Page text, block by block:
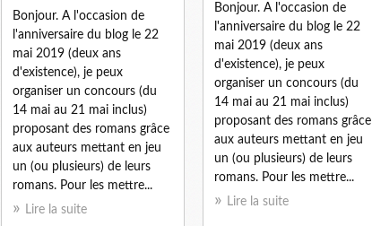
Bonjour. A l'occasion de
l'anniversaire du blog le 22
mai 2019 (deux ans
d'existence), je peux
organiser un concours (du
14 mai au 21 mai inclus)
proposant des romans grâce
aux auteurs mettant en jeu
un (ou plusieurs) de leurs
romans. Pour les mettre...
Lire la suite
Bonjour. A l'occasion de
l'anniversaire du blog le 22
mai 2019 (deux ans
d'existence), je peux
organiser un concours (du
14 mai au 21 mai inclus)
proposant des romans grâce
aux auteurs mettant en jeu
un (ou plusieurs) de leurs
romans. Pour les mettre...
Lire la suite